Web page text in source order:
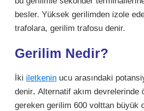
besler. Yüksek gerilimden izole
trafolara, gerilim trafosu denir.
Gerilim Nedir?
İki iletkenin ucu arasındaki
denir. Alternatif akım devrelerinde
gereken gerilim 600 volttan büyük